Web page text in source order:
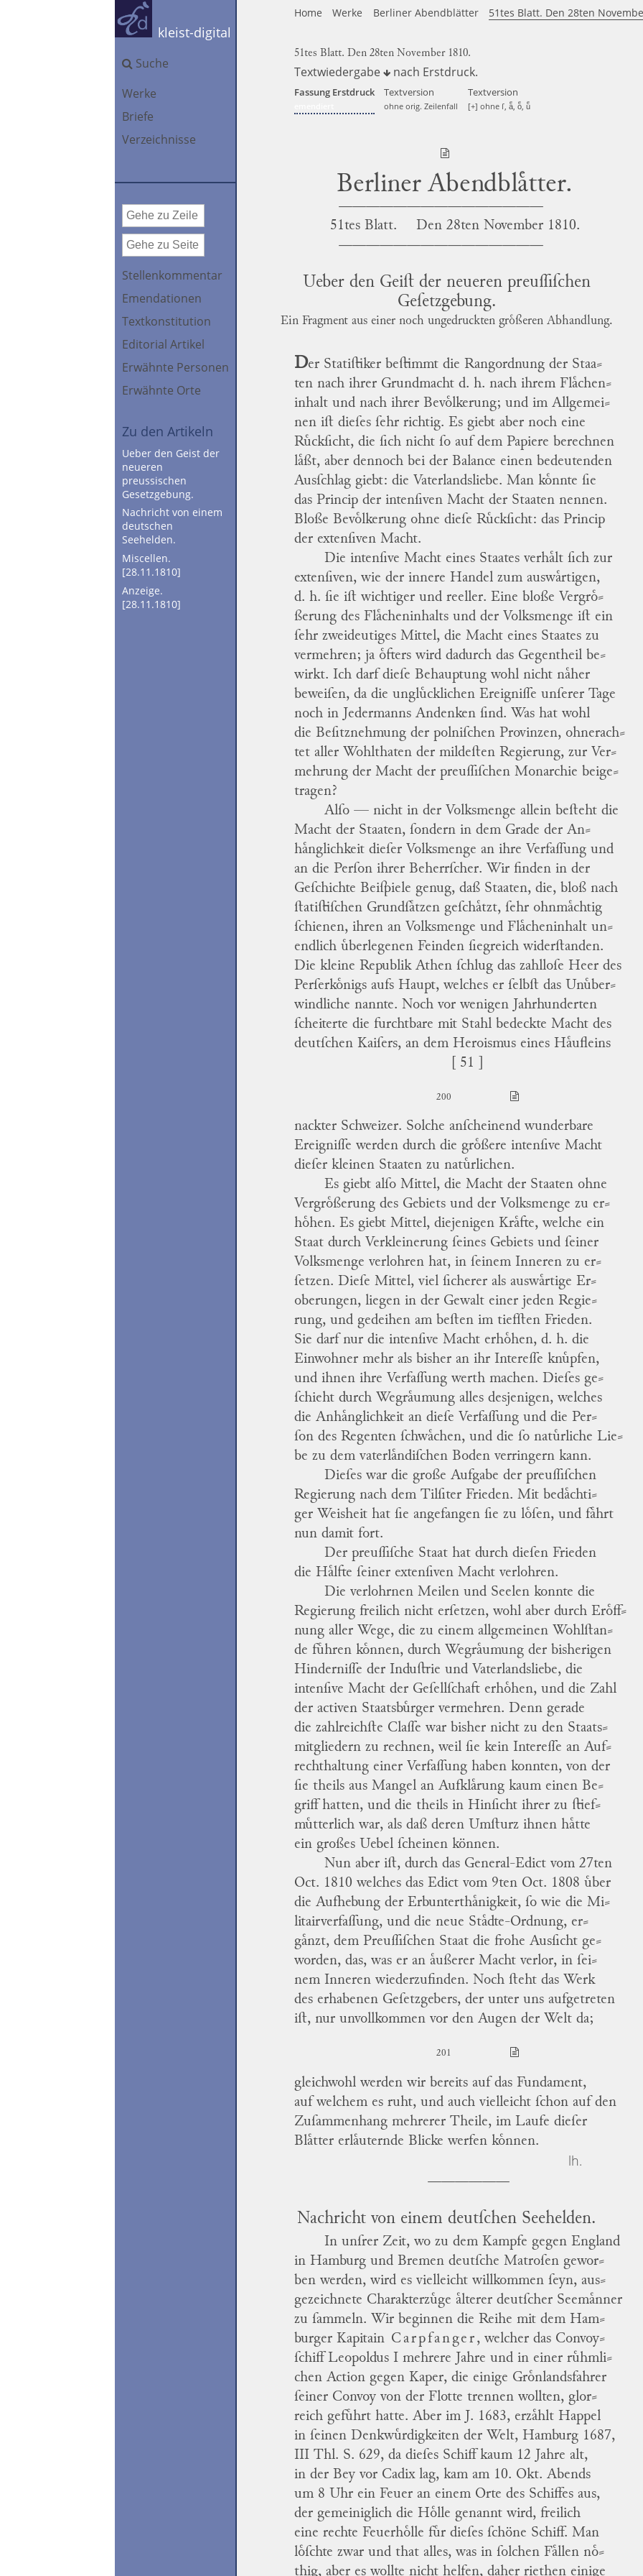
kleist-digital
Suche
Werke
Briefe
Verzeichnisse
Stellenkommentar
Emendationen
Textkonstitution
Editorial Artikel
Erwähnte Personen
Erwähnte Orte
Zu den Artikeln
Ueber den Geist der
neueren
preussischen
Gesetzgebung.
Nachricht von einem
deutschen
Seehelden.
Miscellen.
[28.11.1810]
Anzeige.
[28.11.1810]
Home Werke Berliner Abendblätter 51tes Blatt. Den 28ten
51tes Blatt. Den 28ten November 1810.
Textwiedergabe nach Erstdruck.
Fassung Erstdruck Textversion
ohne orig. Zeilenfall
Textversion
[+] ohne ſ, aͤ, oͤ, uͤ
Berliner Abendblaͤtter.
51tes Blatt. Den28ten November 1810.
Ueber den Geiſt der neueren preuſſiſchen
Geſetzgebung.
Ein Fragment aus einer noch ungedruckten groͤßeren Abhandlung.
Der Statiſtiker beſtimmt die Rangordnung der Staa⸗
ten nach ihrer Grundmacht d. h. nach ihrem Flaͤchen⸗
inhalt und nach ihrer Bevoͤlkerung; und im Allgemei⸗
nen iſt dieſes ſehr richtig. Es giebt aber noch eine
Ruͤckſicht, die ſich nicht ſo auf dem Papiere berechnen
laͤßt, aber dennoch bei der Balance einen bedeutenden
Ausſchlag giebt: die Vaterlandsliebe. Man koͤnnte ſie
das Princip der intenſiven Macht der Staaten nennen.
Bloße Bevoͤlkerung ohne dieſe Ruͤckſicht: das Princip
der extenſiven Macht.
Die intenſive Macht eines Staates verhaͤlt ſich zur
extenſiven, wie der innere Handel zum auswaͤrtigen,
d. h. ſie iſt wichtiger und reeller. Eine bloße Vergroͤ⸗
ßerung des Flaͤcheninhalts und der Volksmenge iſt ein
ſehr zweideutiges Mittel, die Macht eines Staates zu
vermehren; ja oͤfters wird dadurch das Gegentheil be⸗
wirkt. Ich darf dieſe Behauptung wohl nicht naͤher
beweiſen, da die ungluͤcklichen Ereigniſſe unſerer Tage
noch in Jedermanns Andenken ſind. Was hat wohl
die Beſitznehmung der polniſchen Provinzen, ohnerach⸗
tet aller Wohlthaten der mildeſten Regierung, zur Ver⸗
mehrung der Macht der preuſſiſchen Monarchie beige⸗
tragen?
Alſo — nicht in der Volksmenge allein beſteht die
Macht der Staaten, ſondern in dem Grade der An⸗
haͤnglichkeit dieſer Volksmenge an ihre Verfaſſung und
an die Perſon ihrer Beherrſcher. Wir finden in der
Geſchichte Beiſpiele genug, daß Staaten, die, bloß nach
ſtatiſtiſchen Grundſaͤtzen geſchaͤtzt, ſehr ohnmaͤchtig
ſchienen, ihren an Volksmenge und Flaͤcheninhalt un⸗
endlich uͤberlegenen Feinden ſiegreich widerſtanden.
Die kleine Republik Athen ſchlug das zahlloſe Heer des
Perſerkoͤnigs aufs Haupt, welches er ſelbſt das Unuͤber⸗
windliche nannte. Noch vor wenigen Jahrhunderten
ſcheiterte die furchtbare mit Stahl bedeckte Macht des
deutſchen Kaiſers, an dem Heroismus eines Haͤufleins
[ 51 ]
200
nackter Schweizer. Solche anſcheinend wunderbare
Ereigniſſe werden durch die groͤßere intenſive Macht
dieſer kleinen Staaten zu natuͤrlichen.
Es giebt alſo Mittel, die Macht der Staaten ohne
Vergroͤßerung des Gebiets und der Volksmenge zu er⸗
hoͤhen. Es giebt Mittel, diejenigen Kraͤfte, welche ein
Staat durch Verkleinerung ſeines Gebiets und ſeiner
Volksmenge verlohren hat, in ſeinem Inneren zu er⸗
ſetzen. Dieſe Mittel, viel ſicherer als auswaͤrtige Er⸗
oberungen, liegen in der Gewalt einer jeden Regie⸗
rung, und gedeihen am beſten im tiefſten Frieden.
Sie darf nur die intenſive Macht erhoͤhen, d. h. die
Einwohner mehr als bisher an ihr Intereſſe knuͤpfen,
und ihnen ihre Verfaſſung werth machen. Dieſes ge⸗
ſchieht durch Wegraͤumung alles desjenigen, welches
die Anhaͤnglichkeit an dieſe Verfaſſung und die Per⸗
ſon des Regenten ſchwaͤchen, und die ſo natuͤrliche Lie⸗
be zu dem vaterlaͤndiſchen Boden verringern kann.
Dieſes war die große Aufgabe der preuſſiſchen
Regierung nach dem Tilſiter Frieden. Mit bedaͤchti⸗
ger Weisheit hat ſie angefangen ſie zu loͤſen, und faͤhrt
nun damit fort.
Der preuſſiſche Staat hat durch dieſen Frieden
die Haͤlfte ſeiner extenſiven Macht verlohren.
Die verlohrnen Meilen und Seelen konnte die
Regierung freilich nicht erſetzen, wohl aber durch Eroͤff⸗
nung aller Wege, die zu einem allgemeinen Wohlſtan⸗
de fuͤhren koͤnnen, durch Wegraͤumung der bisherigen
Hinderniſſe der Induſtrie und Vaterlandsliebe, die
intenſive Macht der Geſellſchaft erhoͤhen, und die Zahl
der activen Staatsbuͤrger vermehren. Denn gerade
die zahlreichſte Claſſe war bisher nicht zu den Staats⸗
mitgliedern zu rechnen, weil ſie kein Intereſſe an Auf⸗
rechthaltung einer Verfaſſung haben konnten, von der
ſie theils aus Mangel an Aufklaͤrung kaum einen Be⸗
griff hatten, und die theils in Hinſicht ihrer zu ſtief⸗
muͤtterlich war, als daß deren Umſturz ihnen haͤtte
ein großes Uebel ſcheinen können.
Nun aber iſt, durch das General-Edict vom 27ten
Oct. 1810 welches das Edict vom 9ten Oct. 1808 uͤber
die Aufhebung der Erbunterthaͤnigkeit, ſo wie die Mi⸗
litairverfaſſung, und die neue Staͤdte-Ordnung, er⸗
gaͤnzt, dem Preuſſiſchen Staat die frohe Ausſicht ge⸗
worden, das, was er an aͤußerer Macht verlor, in ſei⸗
nem Inneren wiederzufinden. Noch ſteht das Werk
des erhabenen Geſetzgebers, der unter uns aufgetreten
iſt, nur unvollkommen vor den Augen der Welt da;
201
gleichwohl werden wir bereits auf das Fundament,
auf welchem es ruht, und auch vielleicht ſchon auf den
Zuſammenhang mehrerer Theile, im Laufe dieſer
Blaͤtter erlaͤuternde Blicke werfen koͤnnen.
lh.
Nachricht von einem deutſchen Seehelden.
In unſrer Zeit, wo zu dem Kampfe gegen England
in Hamburg und Bremen deutſche Matroſen gewor⸗
ben werden, wird es vielleicht willkommen ſeyn, aus⸗
gezeichnete Charakterzuͤge aͤlterer deutſcher Seemaͤnner
zu ſammeln. Wir beginnen die Reihe mit dem Ham⸗
burger Kapitain Carpfanger, welcher das Convoy⸗
ſchiff Leopoldus I mehrere Jahre und in einer ruͤhmli⸗
chen Action gegen Kaper, die einige Groͤnlandsfahrer
ſeiner Convoy von der Flotte trennen wollten, glor⸗
reich gefuͤhrt hatte. Aber im J. 1683, erzaͤhlt Happel
in ſeinen Denkwuͤrdigkeiten der Welt, Hamburg 1687,
III Thl. S. 629, da dieſes Schiff kaum 12 Jahre alt,
in der Bey vor Cadixlag, kam am 10. Okt. Abends
um 8 Uhr ein Feuer an einem Orte des Schiffes aus,
der gemeiniglich die Hoͤlle genannt wird, freilich
eine rechte Feuerhoͤlle fuͤr dieſes ſchöne Schiff. Man
loͤſchte zwar und that alles, was in ſolchen Faͤllen noͤ⸗
thig, aber es wollte nicht helfen, daher riethen einige